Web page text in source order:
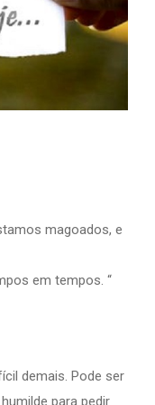
magoados, e
em tempos. “
demais. Pode ser
para pedir